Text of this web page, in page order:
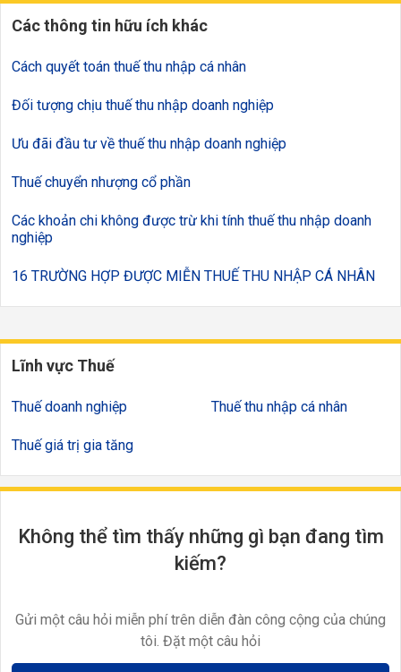
Các thông tin hữu ích khác
Cách quyết toán thuế thu nhập cá nhân
Đối tượng chịu thuế thu nhập doanh nghiệp
Ưu đãi đầu tư về thuế thu nhập doanh nghiệp
Thuế chuyển nhượng cổ phần
Các khoản chi không được trừ khi tính thuế thu nhập doanh
nghiệp
16 TRƯỜNG HỢP ĐƯỢC MIỄN THUẾ THU NHẬP CÁ NHÂN
Lĩnh vực Thuế
Thuế doanh nghiệp
Thuế giá trị gia tăng
Thuế thu nhập cá nhân
Không thể tìm thấy những gì bạn đang tìm
kiếm?
Gửi một câu hỏi miễn phí trên diễn đàn công cộng của chúng
tôi. Đặt một câu hỏi